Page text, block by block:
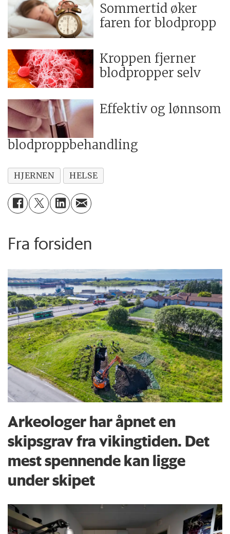
Sommertid øker
faren for blodpropp
Kroppen fjerner
blodpropper selv
Effektiv og lønnsom
blodproppbehandling
HJERNEN HELSE
Fra forsiden
Arkeologer har åpnet en
skipsgrav fra vikingtiden. Det
mest spennende kan ligge
under skipet